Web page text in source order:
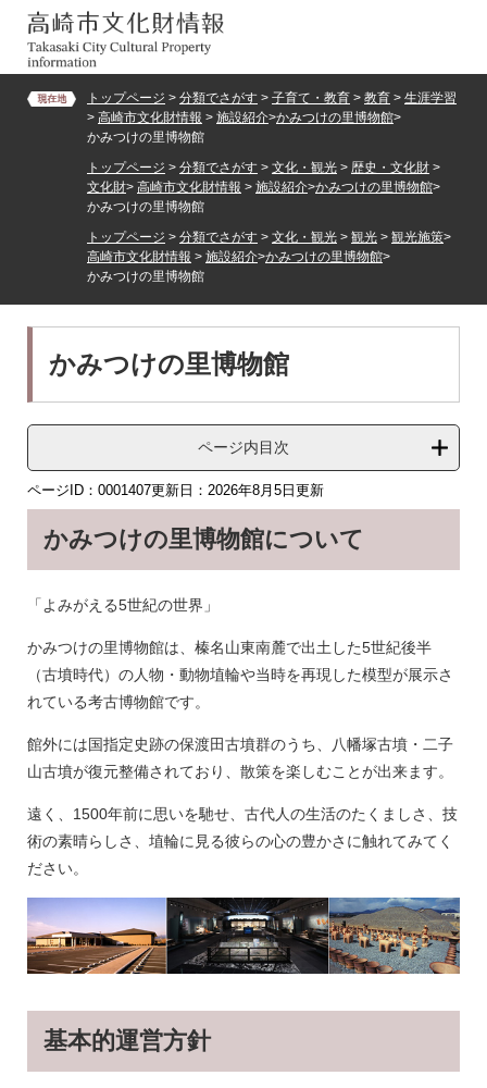
の
ー
トップページ > 分類でさがす > 子育て・教育 > 教育 > 生涯学習
> 高崎市文化財情報 > 施設紹介>かみつけの里博物館>
かみつけの里博物館
トップページ > 分類でさがす > 文化・観光 > 歴史・文化財 >
文化財> 高崎市文化財情報 > 施設紹介>かみつけの里博物館>
かみつけの里博物館
トップページ > 分類でさがす > 文化・観光 > 観光 > 観光施策>
高崎市文化財情報 > 施設紹介>かみつけの里博物館>
かみつけの里博物館
かみつけの里博物館
ページ内目次
ページID：0001407更新日：2026年8月5日更新
かみつけの里博物館について
「よみがえる5世紀の世界」
かみつけの里博物館は、榛名山東南麓で出土した5世紀後半
（古墳時代）の人物・動物埴輪や当時を再現した模型が展示さ
れている考古博物館です。
館外には国指定史跡の保渡田古墳群のうち、八幡塚古墳・二子
山古墳が復元整備されており、散策を楽しむことが出来ます。
遠く、1500年前に思いを馳せ、古代人の生活のたくましさ、技
術の素晴らしさ、埴輪に見る彼らの心の豊かさに触れてみてく
ださい。
基本的運営方針